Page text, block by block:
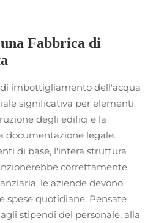
Fabbrica di
imbottigliamento dell'acqua
significativa per elementi
degli edifici e la
documentazione legale.
di base, l'intera struttura
correttamente.
le aziende devono
spese quotidiane. Pensate
stipendi del personale, alla